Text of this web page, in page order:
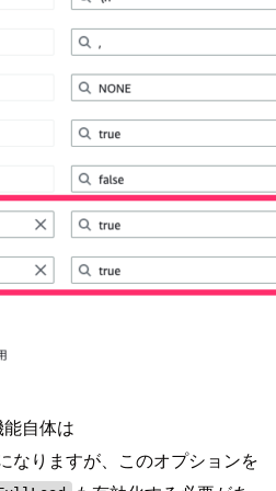
自体は
なりますが、このオプションを